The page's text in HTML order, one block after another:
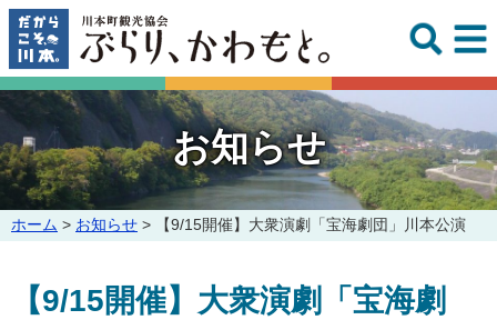
このページの本文へ
お知らせ
こ
ホーム > お知らせ > 【9/15開催】大衆演劇「宝海劇団」川本公演
【9/15開催】大衆演劇「宝海劇